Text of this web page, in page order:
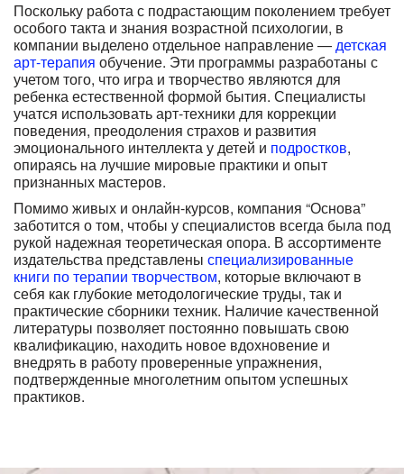
Поскольку работа с подрастающим поколением требует
особого такта и знания возрастной психологии, в
компании выделено отдельное направление —детская
арт-терапия обучение. Эти программы разработаны с
учетом того, что игра и творчество являются для
ребенка естественной формой бытия. Специалисты
учатся использовать арт-техники для коррекции
поведения, преодоления страхов и развития
эмоционального интеллекта у детей и подростков,
опираясь на лучшие мировые практики и опыт
признанных мастеров.
Помимо живых и онлайн-курсов, компания “Основа”
заботится о том, чтобы у специалистов всегда была под
рукой надежная теоретическая опора. В ассортименте
издательства представлены специализированные
книги по терапии творчеством, которые включают в
себя как глубокие методологические труды, так и
практические сборники техник. Наличие качественной
литературы позволяет постоянно повышать свою
квалификацию, находить новое вдохновение и
внедрять в работу проверенные упражнения,
подтвержденные многолетним опытом успешных
практиков.